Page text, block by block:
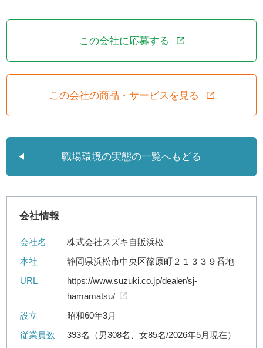
この会社に応募する
この会社の商品・サービスを見る
職場環境の実態の一覧へもどる
会社情報
会社名
株式会社スズキ自販浜松
本社
静岡県浜松市中央区篠原町２１３３９番地
URL
https://www.suzuki.co.jp/dealer/sj-
hamamatsu/
設立
昭和60年3月
従業員数
393名（男308名、女85名/2026年5月現在）